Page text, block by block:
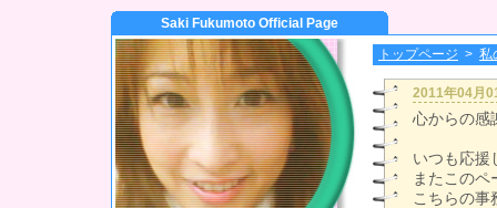
Saki Fukumoto Official Page
トップページ > 私
2011年04月
心からの感
いつも応援
またこの
こちらの事